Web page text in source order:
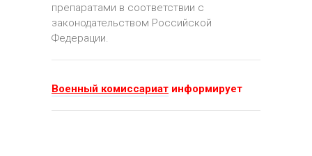
препаратами в соответствии с
законодательством Российской
Федерации.
Военный комиссариат информирует